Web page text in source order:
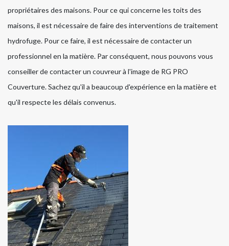
propriétaires des maisons. Pour ce qui concerne les toits des
maisons, il est nécessaire de faire des interventions de traitement
hydrofuge. Pour ce faire, il est nécessaire de contacter un
professionnel en la matière. Par conséquent, nous pouvons vous
conseiller de contacter un couvreur à l'image de RG PRO
Couverture. Sachez qu'il a beaucoup d'expérience en la matière et
qu'il respecte les délais convenus.